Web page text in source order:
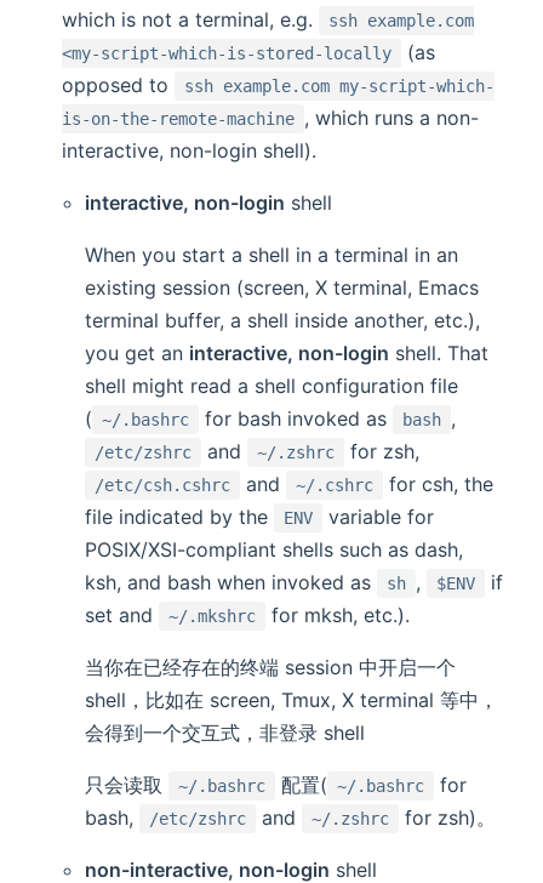
which is not a terminal, e.g.
ssh example.com
<my-script-which-is-stored-locally
(as
opposed to
ssh example.com my-script-which-
is-on-the-remote-machine , which runs a non-
interactive, non-login shell).
interactive, non-login shell
When you start a shell in a terminal in an
existing session (screen, X terminal, Emacs
terminal buffer, a shell inside another, etc.),
you get an interactive, non-login shell. That
shell might read a shell configuration file
( ~/.bashrc for bash invoked as bash ,
/etc/zshrc and ~/.zshrc for zsh,
/etc/csh.cshrc and ~/.cshrc
for csh, the
file indicated by the
ENV
variable for
POSIX/XSI-compliant shells such as dash,
ksh, and bash when invoked as
sh , $ENV
if
set and
~/.mkshrc for mksh, etc.).
当你在已经存在的终端 session 中开启一个
shell，比如在 screen, Tmux, X terminal 等中，
会得到一个交互式，非登录 shell
只会读取 ~/.bashrc 配置( ~/.bashrc
for
bash,
/etc/zshrc and ~/.zshrc for zsh)。
non-interactive, non-login shell